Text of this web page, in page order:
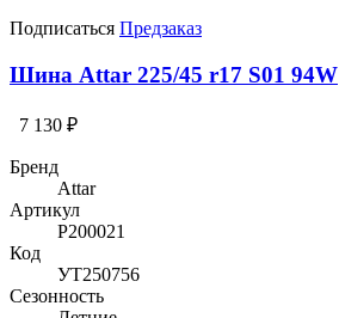
Подписаться Предзаказ
Шина Attar 225/45 r17 S01 94W
7 130 ₽
Бренд
Attar
Артикул
P200021
Код
УТ250756
Сезонность